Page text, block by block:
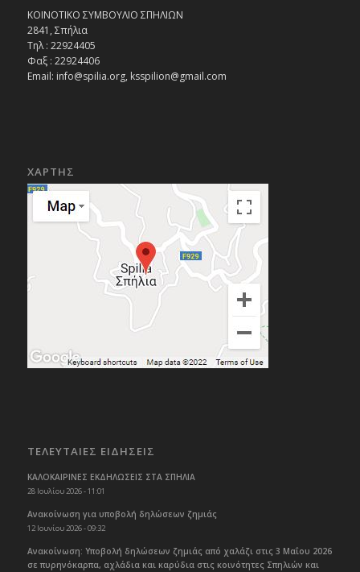
ΚΟΙΝΟΤΙΚΟ ΣΥΜΒΟΥΛΙΟ ΣΠΗΛΙΩΝ
2841, Σπήλια
Τηλ : 22924405
Φαξ : 22924406
Email: info@spilia.org, ksspilion@gmail.com
ΧΑΡΤΗΣ
ΤΕΛΕΥΤΑΙΕΣ ΕΙΔΗΣΕΙΣ
ΚΑΛΟΚΑΙΡΙΝΕΣ ΕΚΔΗΛΩΣΕΙΣ ΣΤΑ ΣΠΗΛΙΑ
28 Ιουλίου 2026 - 11:01
Ανακοίνωση για υποβολή δηλώσεων ζημιάς
12 Ιουνίου 2026 - 09:32
Ανακοίνωση: Υποβολή δηλώσεων ζημιάς από χαλάζι στις 3 Μαΐου 2026
σε πυρηνόκαρπα, αχλάδια και καρύδια στις κοινότητες Σπηλιών και